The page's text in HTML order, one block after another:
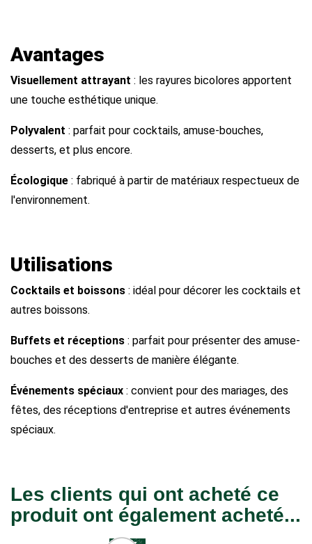
Avantages
Visuellement attrayant : les rayures bicolores apportent
une touche esthétique unique.
Polyvalent : parfait pour cocktails, amuse-bouches,
desserts, et plus encore.
Écologique : fabriqué à partir de matériaux respectueux de
l'environnement.
Utilisations
Cocktails et boissons : idéal pour décorer les cocktails et
autres boissons.
Buffets et réceptions : parfait pour présenter des amuse-
bouches et des desserts de manière élégante.
Événements spéciaux : convient pour des mariages, des
fêtes, des réceptions d'entreprise et autres événements
spéciaux.
Les clients qui ont acheté ce
produit ont également acheté...